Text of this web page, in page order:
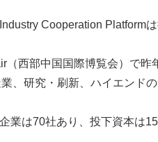
Cooperation Platform
（西部中国国際博覧会）で昨
、研究・刷新、ハイエンド
業は70社あり、投下資本は